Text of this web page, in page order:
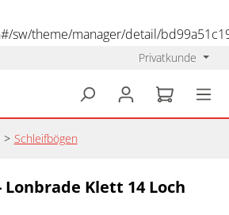
sw/theme/manager/detail/
Privatkunde
> Schleifbögen
Lonbrade Klett 14 Loch